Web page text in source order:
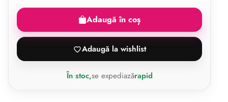
Adaugă în coș
Adaugă la wishlist
În stoc,se expediazărapid